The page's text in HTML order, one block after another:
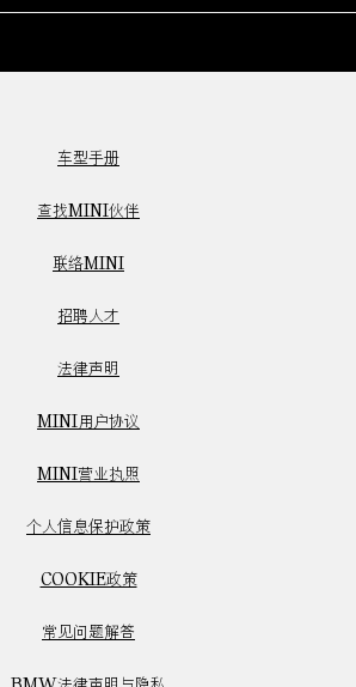
车型手册
查找MINI伙伴
联络MINI
招聘人才
法律声明
MINI用户协议
MINI营业执照
个人信息保护政策
COOKIE政策
常见问题解答